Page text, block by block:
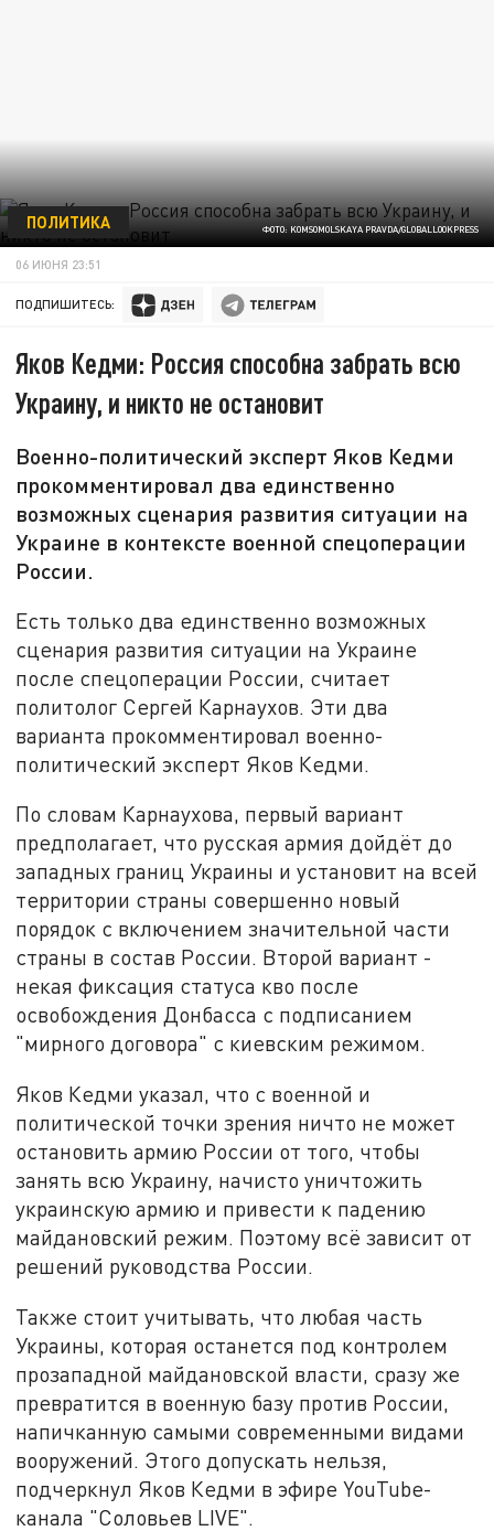
ФОТО: KOMSOMOLSKAYA PRAVDA/GLOBALLOOKPRESS
ПОЛИТИКА
06 ИЮНЯ 23:51
ПОДПИШИТЕСЬ:
Яков Кедми: Россия способна забрать всю
Украину, и никто не остановит
Военно-политический эксперт Яков Кедми
прокомментировал два единственно
возможных сценария развития ситуации на
Украине в контексте военной спецоперации
России.
Есть только два единственно возможных
сценария развития ситуации на Украине
после спецоперации России, считает
политолог Сергей Карнаухов. Эти два
варианта прокомментировал военно-
политический эксперт Яков Кедми.
По словам Карнаухова, первый вариант
предполагает, что русская армия дойдёт до
западных границ Украины и установит на всей
территории страны совершенно новый
порядок с включением значительной части
страны в состав России. Второй вариант -
некая фиксация статуса кво после
освобождения Донбасса с подписанием
"мирного договора" с киевским режимом.
Яков Кедми указал, что с военной и
политической точки зрения ничто не может
остановить армию России от того, чтобы
занять всю Украину, начисто уничтожить
украинскую армию и привести к падению
майдановский режим. Поэтому всё зависит от
решений руководства России.
Также стоит учитывать, что любая часть
Украины, которая останется под контролем
прозападной майдановской власти, сразу же
превратится в военную базу против России,
напичканную самыми современными видами
вооружений. Этого допускать нельзя,
подчеркнул Яков Кедми в эфире YouTube-
канала "Соловьев LIVE".